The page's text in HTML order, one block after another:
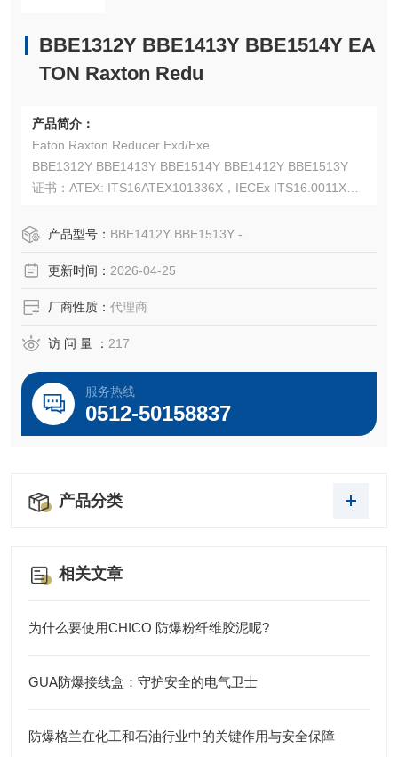
BBE1312Y BBE1413Y BBE1514Y EA
TON Raxton Redu
产品简介：
Eaton Raxton Reducer Exd/Exe
BBE1312Y BBE1413Y BBE1514Y BBE1412Y BBE1513Y
证书：ATEX: ITS16ATEX101336X，IECEx ITS16.0011X
Co.,Ltd
产品型号： BBE1412Y BBE1513Y -
更新时间： 2026-04-25
厂商性质： 代理商
访 问 量 ： 217
服务热线
0512-50158837
产品分类
相关文章
为什么要使用CHICO 防爆粉纤维胶泥呢?
GUA防爆接线盒：守护安全的电气卫士
防爆格兰在化工和石油行业中的关键作用与安全保障